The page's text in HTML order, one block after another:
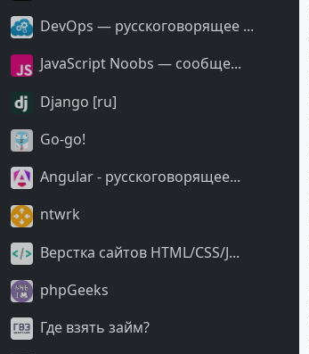
DevOps — русскоговорящее ...
JavaScript Noobs — сообще...
Django [ru]
Go-go!
Angular - русскоговорящее...
ntwrk
Верстка сайтов HTML/CSS/J...
phpGeeks
Где взять займ?